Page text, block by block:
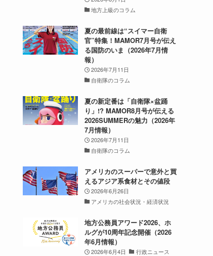
地方上級のコラム
夏の最前線は“スイマー自衛
官”特集！MAMOR7月号が伝え
る国防のいま（2026年7月情
報）
2026年7月11日
自衛隊のコラム
夏の新定番は「自衛隊×盆踊
り」!? MAMOR8月号が伝える
2026SUMMERの魅力（2026年
7月情報）
2026年7月11日
自衛隊のコラム
アメリカのスーパーで意外と買
えるアジア系食材とその値段
2026年6月26日
アメリカの社会状況・経済状況
地方公務員アワード2026、ホ
ルグが10周年記念開催（2026
年6月情報）
2026年6月4日 行政ニュース